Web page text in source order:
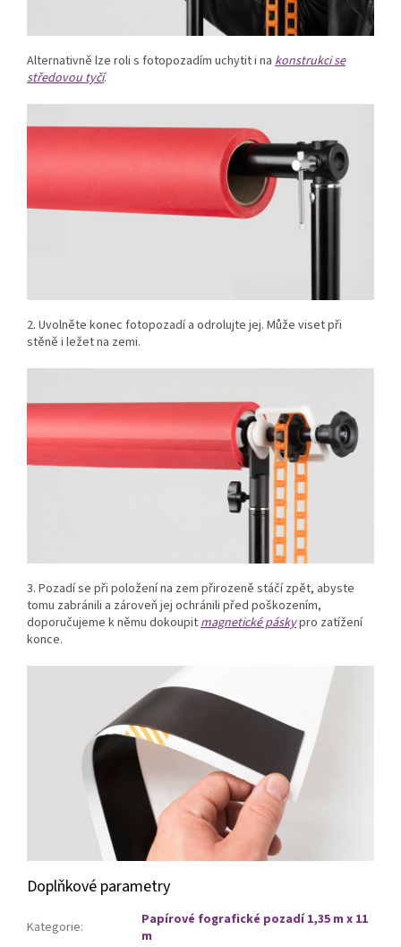
Alternativně lze roli s fotopozadím uchytit i na konstrukci se
středovou tyčí.
2. Uvolněte konec fotopozadí a odrolujte jej. Může viset při
stěně i ležet na zemi.
3. Pozadí se při položení na zem přirozeně stáčí zpět, abyste
tomu zabránili a zároveň jej ochránili před poškozením,
doporučujeme k němu dokoupit magnetické páskypro zatížení
konce.
Doplňkové parametry
Kategorie:
Papírové fografické pozadí 1,35 m x 11
m